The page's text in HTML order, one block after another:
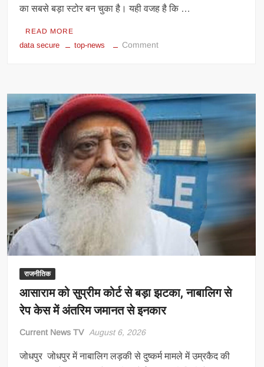
का सबसे बड़ा स्टोर बन चुका है। यही वजह है कि …
READ MORE
data secure top-news Commenton
जानकारी
पड़
सकता
भारी,
राजस्थान
पुलिस
ने
जारी
राजनीतिक
आसाराम को सुप्रीम कोर्ट से बड़ा झटका, नाबालिग से
रेप केस में अंतरिम जमानत से इनकार
Current News TV August 6, 2026
जोधपुर जोधपुर में नाबालिग लड़की से दुष्कर्म मामले में उम्रकैद की